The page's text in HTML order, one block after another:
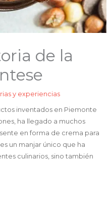
de la
y experiencias
inventados en Piemonte
ha llegado a muchos
en forma de crema para
un manjar único que ha
culinarios, sino también